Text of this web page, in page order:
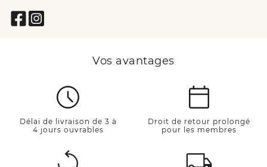
Vos avantages
Délai de livraison de 3 à
4 jours ouvrables
Droit de retour prolongé
pour les membres